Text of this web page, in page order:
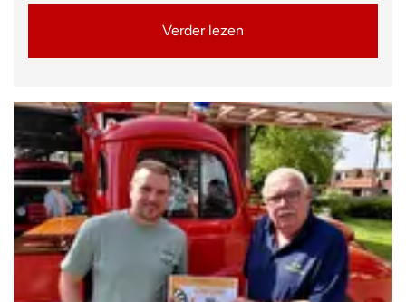
Verder lezen